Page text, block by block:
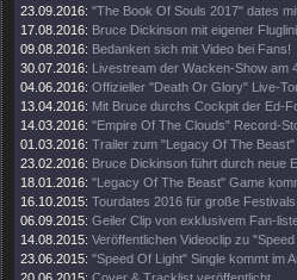
23.09.2016: "The Book Of Souls 2017" dates
17.08.2016: Bruce Dickinson mit eigener
09.08.2016: Bedanken sich mit Video bei Fans!
30.07.2016: Livestream der Wacken-Show am
04.06.2016: Offizieller "Death Or Glory" Live-
13.04.2016: Mit Bruce durchs Cockpit der Ed-
14.03.2016: "Empire Of The Clouds" Record-
01.03.2016: Trailer zum "Legacy Of The Beast"
23.02.2016: Bruce Dickinson führt durch neue
18.01.2016: "Legacy Of The Beast" Game
16.10.2015: Tourdates 2016 für große
06.09.2015: Geiler Clip von exklusivem Fan-
14.08.2015: Veröffentlichen Videoclip zu
23.06.2015: "Speed Of Light" Single kommt im